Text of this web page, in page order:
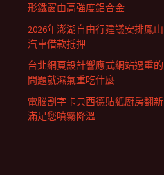
形鐵窗由高強度鋁合金
2026年澎湖自由行建議安排鳳山
汽車借款抵押
台北網頁設計響應式網站過重的
問題就濕氣重吃什麼
電腦割字卡典西德貼紙廚房翻新
滿足您噴霧降溫